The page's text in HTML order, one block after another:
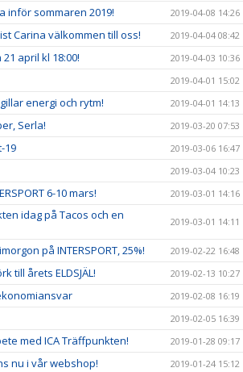
inför sommaren 2019! 2019-04-08 14:26
Carina välkommen till oss! 2019-04-04 08:42
april kl 18:00! 2019-04-03 10:36
2019-04-01 15:02
energi och rytm! 2019-04-01 14:13
Serla! 2019-03-20 07:53
19 2019-03-06 16:47
2019-03-04 10:23
6-10 mars! 2019-03-01 14:16
idag på Tacos och en
2019-03-01 14:11
på INTERSPORT, 25%! 2019-02-22 16:48
till årets ELDSJÄL! 2019-02-13 10:27
2019-02-08 16:19
2019-02-05 16:39
med ICA Träffpunkten! 2019-01-28 09:17
nu i vår webshop! 2019-01-24 15:12